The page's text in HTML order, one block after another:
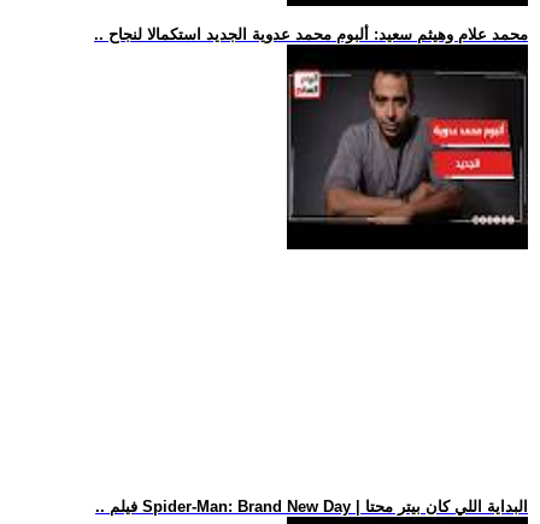
.. محمد علام وهيثم سعيد: ألبوم محمد عدوية الجديد استكمالا لنجاح
.. فيلم Spider-Man: Brand New Day | البداية اللي كان بيتر محتا